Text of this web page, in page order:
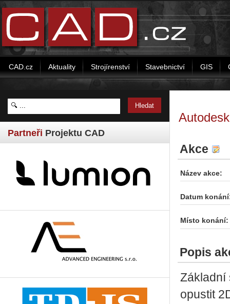
CAD.cz Aktuality Strojírenství Stavebnictví GIS
Partneři Projektu CAD
Akce
Název akce:
Datum
Místo konání:
Popis
Základní
opustit